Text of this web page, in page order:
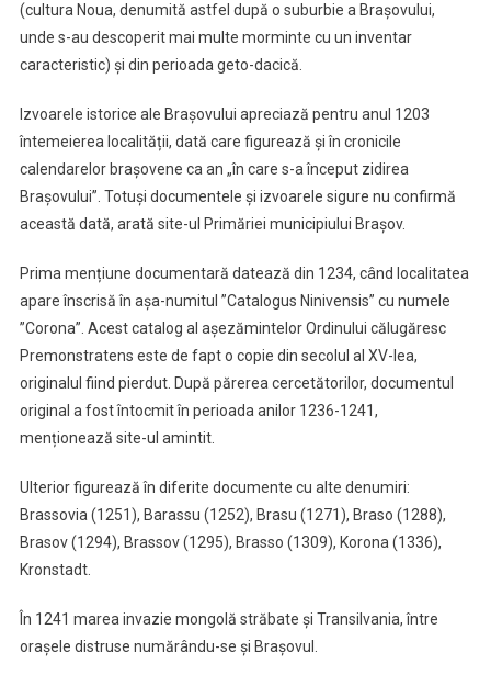
(cultura Noua, denumită astfel după o suburbie a Brașovului,
unde s-au descoperit mai multe morminte cu un inventar
caracteristic) și din perioada geto-dacică.
Izvoarele istorice ale Brașovului apreciază pentru anul 1203
întemeierea localității, dată care figurează și în cronicile
calendarelor brașovene ca an „în care s-a început zidirea
Brașovului”. Totuși documentele și izvoarele sigure nu confirmă
această dată, arată site-ul Primăriei municipiului Brașov.
Prima mențiune documentară datează din 1234, când localitatea
apare înscrisă în așa-numitul ”Catalogus Ninivensis” cu numele
”Corona”. Acest catalog al așezămintelor Ordinului călugăresc
Premonstratens este de fapt o copie din secolul al XV-lea,
originalul fiind pierdut. După părerea cercetătorilor, documentul
original a fost întocmit în perioada anilor 1236-1241,
menționează site-ul amintit.
Ulterior figurează în diferite documente cu alte denumiri:
Brassovia (1251), Barassu (1252), Brasu (1271), Braso (1288),
Brasov (1294), Brassov (1295), Brasso (1309), Korona (1336),
Kronstadt.
În 1241 marea invazie mongolă străbate și Transilvania, între
orașele distruse numărându-se și Brașovul.